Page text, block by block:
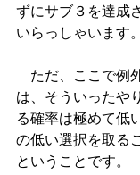
ずにサブ３を達成
いらっしゃいます。
ただ、ここで例
は、そういったや
る確率は極めて低
の低い選択を取る
ということです。